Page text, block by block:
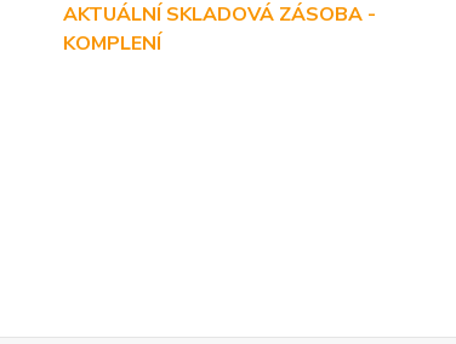
AKTUÁLNÍ SKLADOVÁ ZÁSOBA -
KOMPLENÍ